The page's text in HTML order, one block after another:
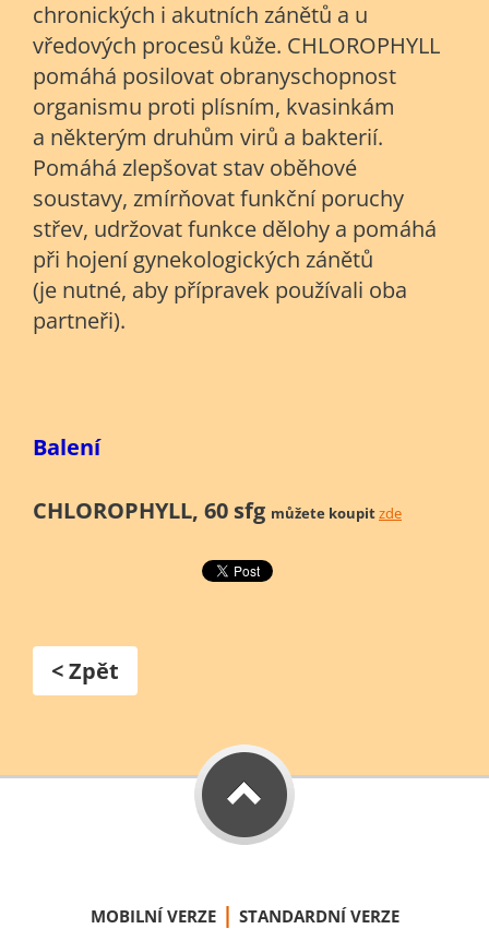
chronických i akutních zánětů a u
vředových procesů kůže. CHLOROPHYLL
pomáhá posilovat obranyschopnost
organismu proti plísním, kvasinkám
a některým druhům virů a bakterií.
Pomáhá zlepšovat stav oběhové
soustavy, zmírňovat funkční poruchy
střev, udržovat funkce dělohy a pomáhá
při hojení gynekologických zánětů
(je nutné, aby přípravek používali oba
partneři).
Balení
CHLOROPHYLL, 60 sfg můžete koupitzde
< Zpět
MOBILNÍ VERZE | STANDARDNÍ VERZE